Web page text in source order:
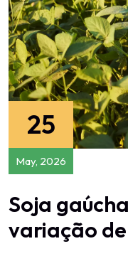
25
May, 2026
Soja
variação